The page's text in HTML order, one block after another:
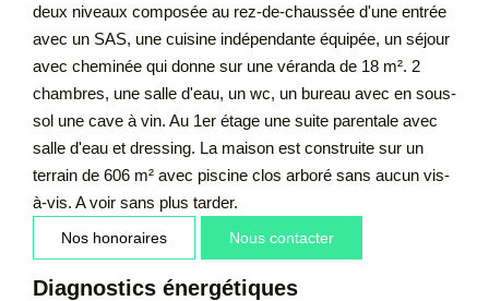
deux niveaux composée au rez-de-chaussée d'une entrée
avec un SAS, une cuisine indépendante équipée, un séjour
avec cheminée qui donne sur une véranda de 18 m². 2
chambres, une salle d'eau, un wc, un bureau avec en sous-
sol une cave à vin. Au 1er étage une suite parentale avec
salle d'eau et dressing. La maison est construite sur un
terrain de 606 m² avec piscine clos arboré sans aucun vis-
à-vis. A voir sans plus tarder.
Nos honoraires Nous contacter
Diagnostics énergétiques